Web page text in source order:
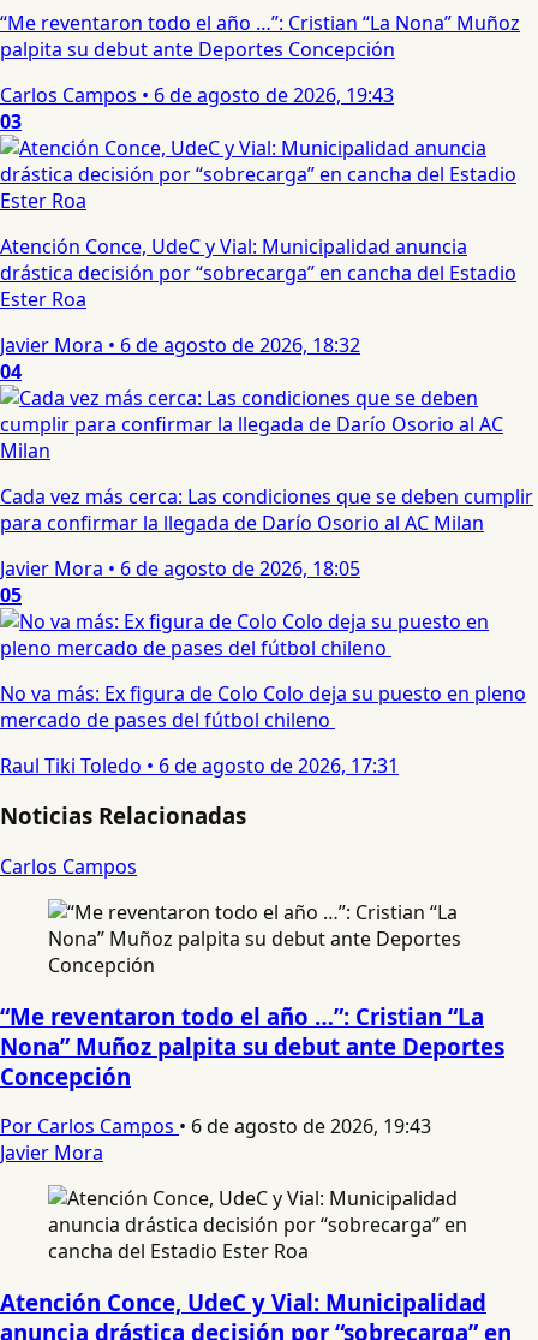
“Me reventaron todo el año …”: Cristian “La Nona” Muñoz
palpita su debut ante Deportes Concepción
Carlos Campos • 6 de agosto de 2026, 19:43
03
Atención Conce, UdeC y Vial: Municipalidad anuncia
drástica decisión por “sobrecarga” en cancha del Estadio
Ester Roa
Javier Mora • 6 de agosto de 2026, 18:32
04
Cada vez más cerca: Las condiciones que se deben cumplir
para confirmar la llegada de Darío Osorio al AC Milan
Javier Mora • 6 de agosto de 2026, 18:05
05
No va más: Ex figura de Colo Colo deja su puesto en pleno
mercado de pases del fútbol chileno
Raul Tiki Toledo • 6 de agosto de 2026, 17:31
Noticias Relacionadas
Carlos Campos
“Me reventaron todo el año …”: Cristian “La
Nona” Muñoz palpita su debut ante Deportes
Concepción
Por Carlos Campos • 6 de agosto de 2026, 19:43
Javier Mora
Atención Conce, UdeC y Vial: Municipalidad
anuncia drástica decisión por “sobrecarga” en